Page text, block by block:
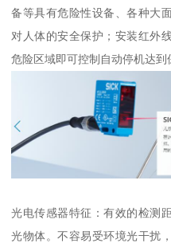
备等具有危险性设备、各种大
对人体的安全保护；安装红外
危险区域即可控制自动停机达到
光电传感器特征：有效的检测
光物体。不容易受环境光干扰